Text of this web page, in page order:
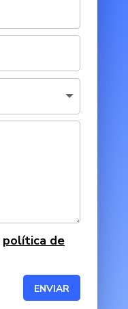
política de
ENVIAR